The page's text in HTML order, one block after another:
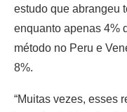
estudo que abrangeu
enquanto apenas 4%
método no Peru e
8%.
“Muitas vezes, esses